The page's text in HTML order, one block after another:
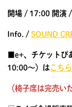
開場 / 17:00 開演
Info. /SOUND
■e+、チケットぴ
10:00〜）はこちら
（椅子席は完売